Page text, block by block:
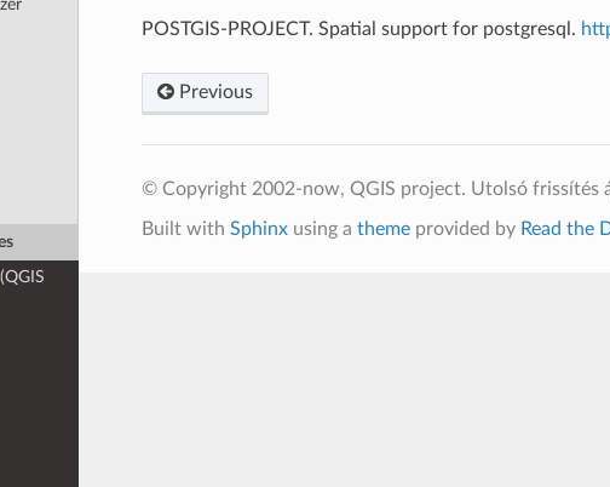
POSTGIS-PROJECT. Spatial support for postgresql.
Previous
© Copyright 2002-now, QGIS project. Utolsó frissítés
Built with Sphinxusing a themeprovided by Read the